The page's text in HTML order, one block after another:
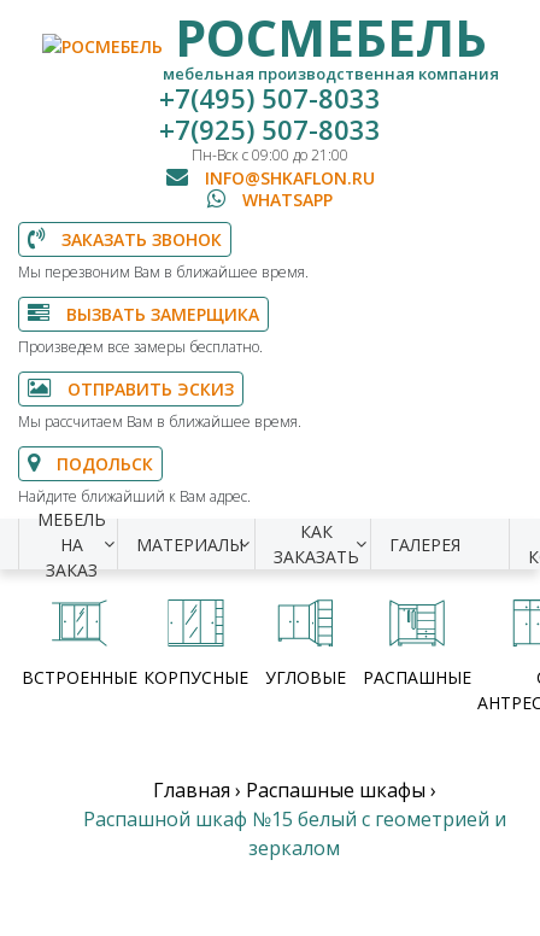
РОСМЕБЕЛЬ
мебельная производственная компания
+7(495) 507-8033
+7(925) 507-8033
Пн-Вск с 09:00 до 21:00
INFO@SHKAFLON.RU
WHATSAPP
ЗАКАЗАТЬ ЗВОНОК
Мы перезвоним Вам в ближайшее время.
ВЫЗВАТЬ ЗАМЕРЩИКА
Произведем все замеры бесплатно.
ОТПРАВИТЬ ЭСКИЗ
Мы рассчитаем Вам в ближайшее время.
ПОДОЛЬСК
Найдите ближайший к Вам адрес.
МЕБЕЛЬ
НА
ЗАКАЗ
МАТЕРИАЛЫ
КАК
ЗАКАЗАТЬ
ГАЛЕРЕЯ
ВСТРОЕННЫЕ КОРПУСНЫЕ УГЛОВЫЕ РАСПАШНЫЕ
Главная › Распашные шкафы ›
Распашной шкаф №15 белый с геометрией и
зеркалом